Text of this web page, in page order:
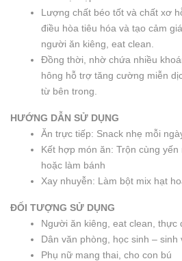
Lượng chất béo tốt và chất xơ
điều hòa tiêu hóa và tạo cảm
người ăn kiêng, eat clean.
Đồng thời, nhờ chứa nhiều
hông hỗ trợ tăng cường miễn
từ bên trong.
HƯỚNG DẪN SỬ DỤNG
Ăn trực tiếp: Snack nhẹ mỗi
Kết hợp món ăn: Trộn cùng
hoặc làm bánh
Xay nhuyễn: Làm bột mix hạt
ĐỐI TƯỢNG SỬ DỤNG
Người ăn kiêng, eat clean, thực
Dân văn phòng, học sinh – sinh
Phụ nữ mang thai, cho con bú